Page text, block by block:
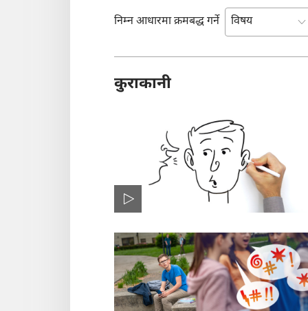
निम्न आधारमा क्रमबद्ध गर्ने
कुराकानी